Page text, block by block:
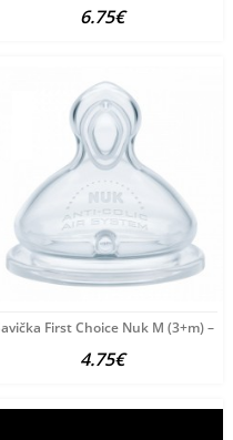
6.75€
Mouse 6-18
First Choice Nuk M (3+m) –
4.75€